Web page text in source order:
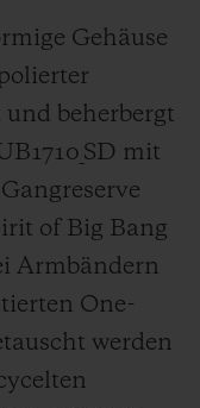
Gehäuse
beherbergt
mit
of Big Bang
Armbändern
One-
werden